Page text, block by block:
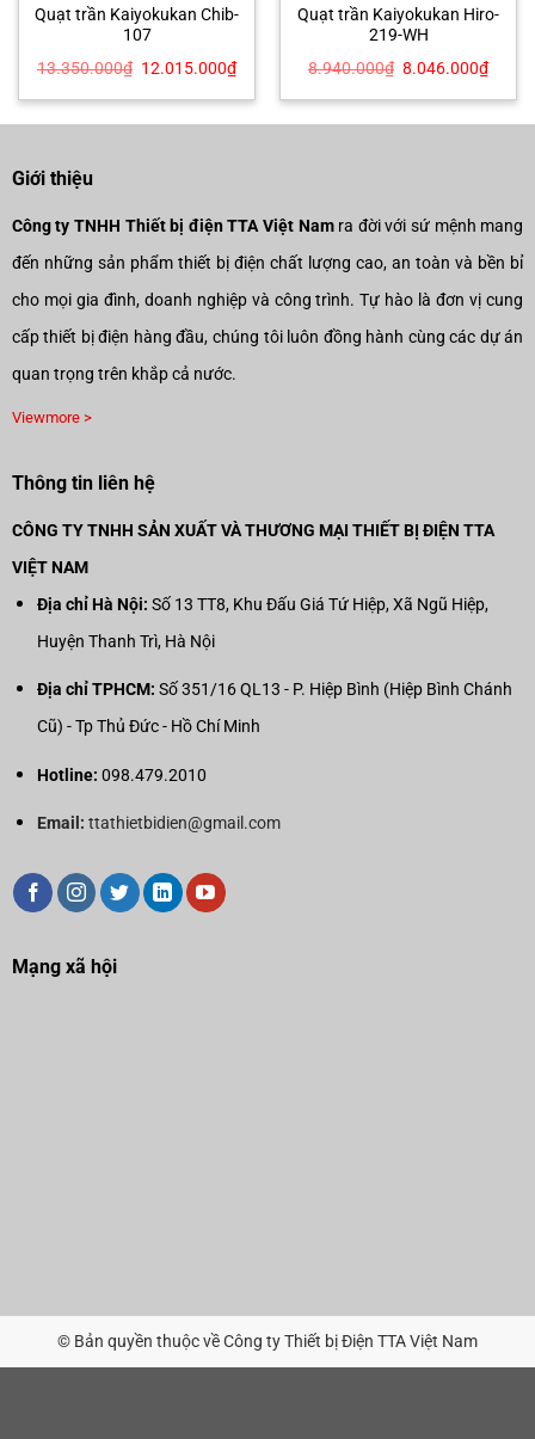
Quạt trần Kaiyokukan Chib-
107
13.350.000₫ Giá
là:
12.015.000₫Giá
hiện
tại
12.015.000₫.
Quạt trần Kaiyokukan Hiro-
219-WH
8.940.000₫ Giá
là:
8.046.000₫Giá
hiện
tại
Giới thiệu
Công ty TNHH Thiết bị điện TTA Việt Namra đời với sứ mệnh mang
đến những sản phẩm thiết bị điện chất lượng cao, an toàn và bền bỉ
cho mọi gia đình, doanh nghiệp và công trình. Tự hào là đơn vị cung
cấp thiết bị điện hàng đầu, chúng tôi luôn đồng hành cùng các dự án
quan trọng trên khắp cả nước.
Viewmore >
Thông tin liên hệ
CÔNG TY TNHH SẢN XUẤT VÀ THƯƠNG MẠI THIẾT BỊ ĐIỆN TTA
VIỆT NAM
Địa chỉ Hà Nội: Số 13 TT8, Khu Đấu Giá Tứ Hiệp, Xã Ngũ Hiệp,
Huyện Thanh Trì, Hà Nội
Địa chỉ TPHCM: Số 351/16 QL13 - P. Hiệp Bình (Hiệp Bình Chánh
Cũ) - Tp Thủ Đức - Hồ Chí Minh
Hotline: 098.479.2010
Email: ttathietbidien@gmail.com
Mạng xã hội
© Bản quyền thuộc về Công ty Thiết bị Điện TTA Việt Nam